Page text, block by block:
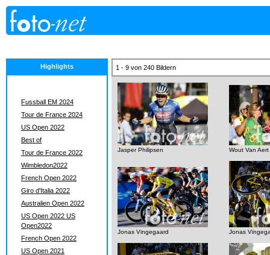
Highlights
Fussball EM 2024
Tour de France 2024
US Open 2022
Best of
Tour de France 2022
Wimbledon2022
French Open 2022
Giro d'Italia 2022
Australien Open 2022
US Open 2022 US
Open2022
French Open 2022
US Open 2021
1 - 9 von 240 Bildern
Jasper Philipsen Wout Van Aert
Jonas Vingegaard Jonas